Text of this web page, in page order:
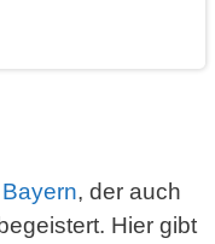
Bayern, der auch
Hier gibt